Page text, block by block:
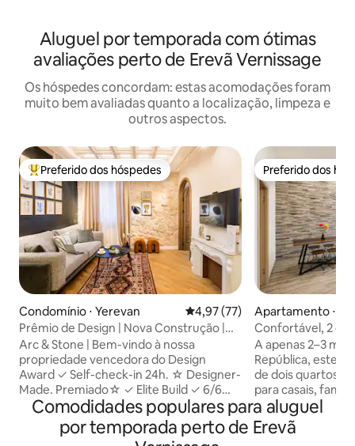
Aluguel por temporada com ótimas
avaliações perto de Erevã Vernissage
Os hóspedes concordam: estas acomodações foram
muito bem avaliadas quanto a localização, limpeza e
outros aspectos.
Entre os melhores preferidos dos hóspedes
Preferido dos hóspedes
Condomínio ⋅ Yerevan 4,97 de uma avaliação média
4,97 (77)
Prêmio de Design | Nova Construção |
Check-in Autônomo
Arc & Stone | Bem-vindo à nossa
propriedade vencedora do Design
Award ✓ Self-check-in 24h. ☆ Designer-
Made. Premiado☆ ✓ Elite Build ✓ 6/6
andar, ✓ New Modern Lifts Localização
✓ Central ✓ 50 m ² Aquecimento ✓
Central e Refrigeração ✓ Smart Tv WI-FI
Preferido dos
Preferido dos
Apartamento ⋅
Confortável, 2
da República
A apenas 2–3
República, este
de dois quartos é
para casais,
de negócios que
Yerevan. Você terá dois quartos
separados com
Comodidades populares para aluguel
por temporada perto de Erevã